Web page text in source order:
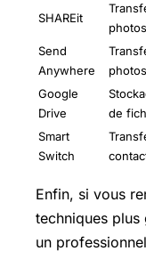
SHAREit
Send
Anywhere
Google
Drive
de
Smart
Switch
Enfin, si vous
techniques
un